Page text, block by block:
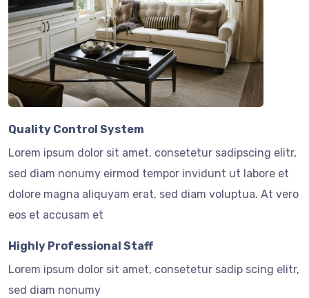
Quality Control System
Lorem ipsum dolor sit amet, consetetur sadipscing elitr,
sed diam nonumy eirmod tempor invidunt ut labore et
dolore magna aliquyam erat, sed diam voluptua. At vero
eos et accusam et
Highly Professional Staff
Lorem ipsum dolor sit amet, consetetur sadip scing elitr,
sed diam nonumy